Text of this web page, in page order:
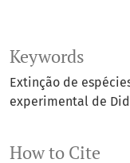
Keywords
Extinção de
experimental de
How to Cite